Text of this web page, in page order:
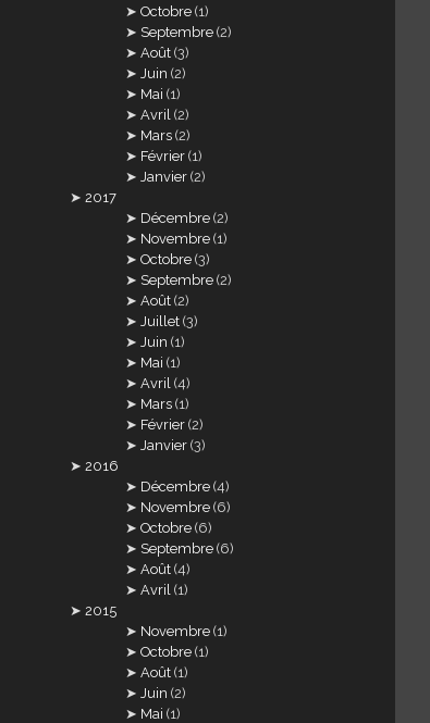
Octobre (1)
Septembre (2)
Août (3)
Juin (2)
Mai (1)
Avril (2)
Mars (2)
Février (1)
Janvier (2)
2017
Décembre (2)
Novembre (1)
Octobre (3)
Septembre (2)
Août (2)
Juillet (3)
Juin (1)
Mai (1)
Avril (4)
Mars (1)
Février (2)
Janvier (3)
2016
Décembre (4)
Novembre (6)
Octobre (6)
Septembre (6)
Août (4)
Avril (1)
2015
Novembre (1)
Octobre (1)
Août (1)
Juin (2)
Mai (1)